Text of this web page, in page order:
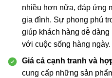
nhiều hơn nữa, đáp ứng
gia đình. Sự phong phú
giúp khách hàng dễ
với cuộc sống hàng ngày.
Giá cả cạnh tranh và
cung cấp những sản